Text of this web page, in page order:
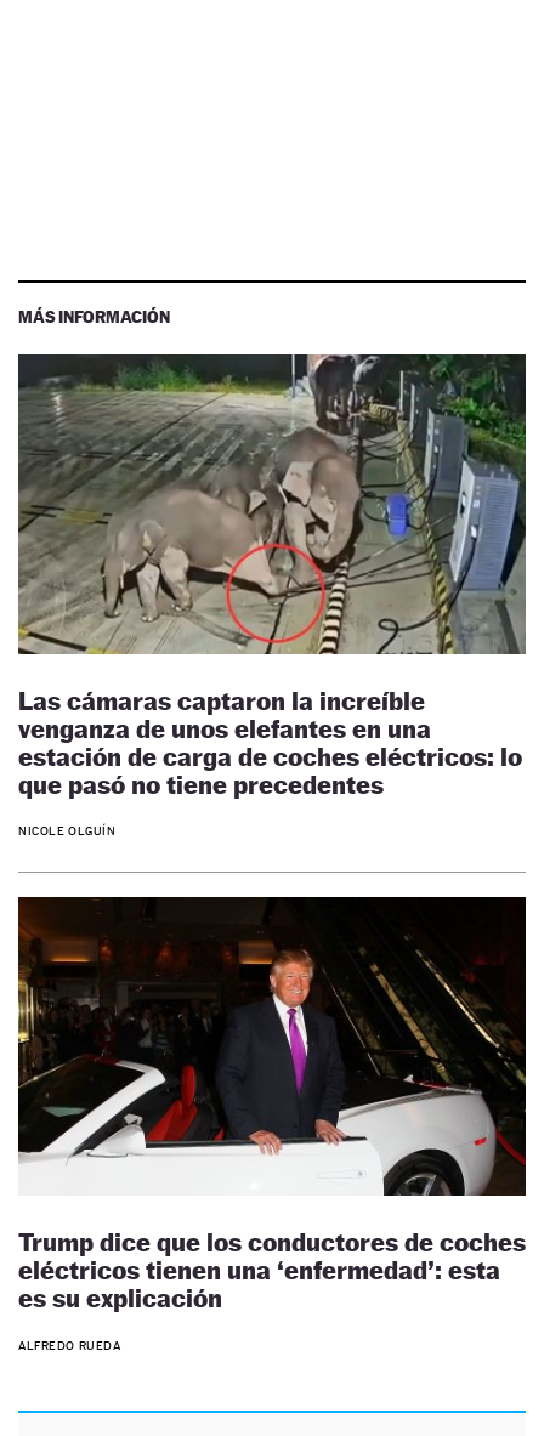
MÁS INFORMACIÓN
Las cámaras captaron la increíble
venganza de unos elefantes en una
estación de carga de coches eléctricos: lo
que pasó no tiene precedentes
NICOLE OLGUÍN
Trump dice que los conductores de coches
eléctricos tienen una ‘enfermedad’: esta
es su explicación
ALFREDO RUEDA